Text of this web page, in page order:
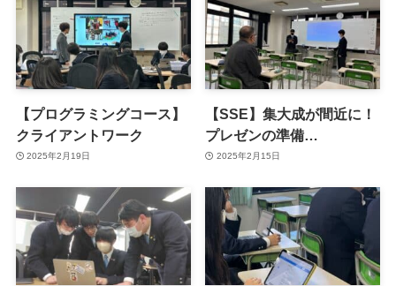
【プログラミングコース】
クライアントワーク
2025年2月19日
【SSE】集大成が間近に！
プレゼンの準備…
2025年2月15日